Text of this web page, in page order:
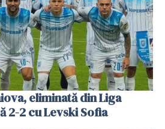
eliminată din Liga
2-2 cu Levski Sofia